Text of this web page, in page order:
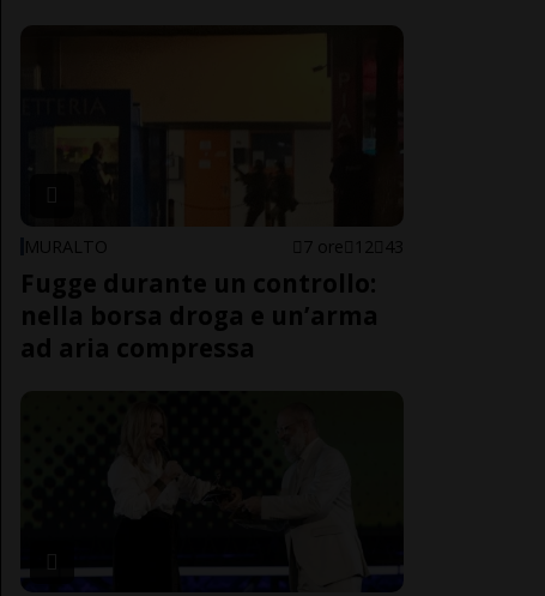
MURALTO 7 ore 12 43
Fugge durante un controllo:
nella borsa droga e un’arma
ad aria compressa